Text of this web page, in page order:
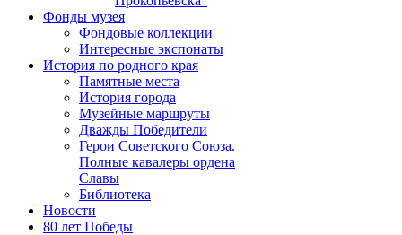
Фонды музея
Фондовые коллекции
Интересные экспонаты
История по родного края
Памятные места
История города
Музейные маршруты
Дважды Победители
Герои Советского Союза.
Полные кавалеры ордена
Славы
Библиотека
Новости
80 лет Победы